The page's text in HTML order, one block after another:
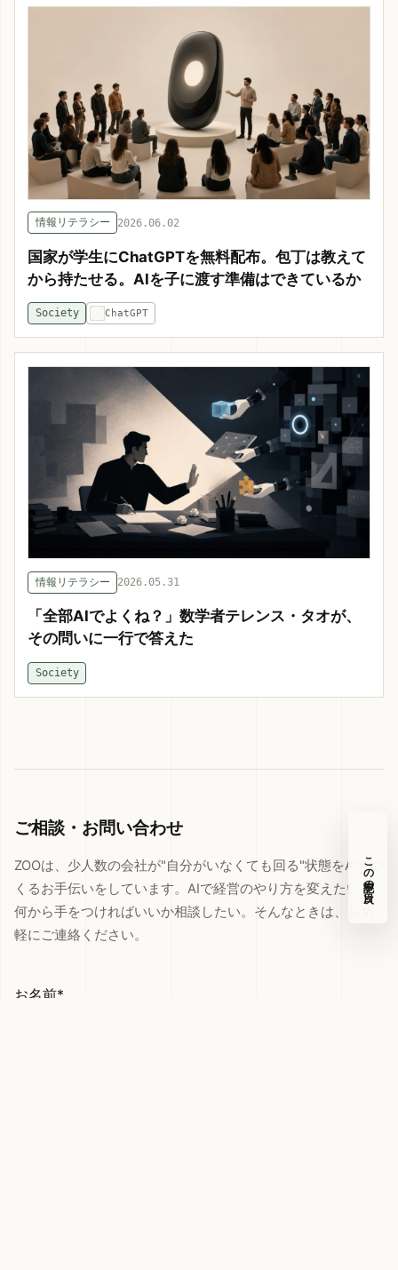
情報リテラシー 2026.06.02
国家が学生にChatGPTを無料配布。包丁は教えて
から持たせる。AIを子に渡す準備はできているか
Society ChatGPT
情報リテラシー 2026.05.31
「全部AIでよくね？」数学者テレンス・タオが、
その問いに一行で答えた
Society
ご相談・お問い合わせ
ZOOは、少人数の会社が"自分がいなくても回る"状態をAIでつ
くるお手伝いをしています。AIで経営のやり方を変えたい、
何から手をつければいいか相談したい。そんなときは、お気
軽にご連絡ください。
お名前*
この記事の目次